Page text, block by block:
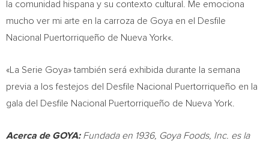
la comunidad hispana y su contexto cultural. Me emociona
mucho ver mi arte en la carroza de Goya en el Desfile
Nacional Puertorriqueño de Nueva York«.
«La Serie Goya» también será exhibida durante la semana
previa a los festejos del Desfile Nacional Puertorriqueño en la
gala del Desfile Nacional Puertorriqueño de Nueva York
Acerca de GOYA: Fundada en 1936, Goya Foods, Inc. es la